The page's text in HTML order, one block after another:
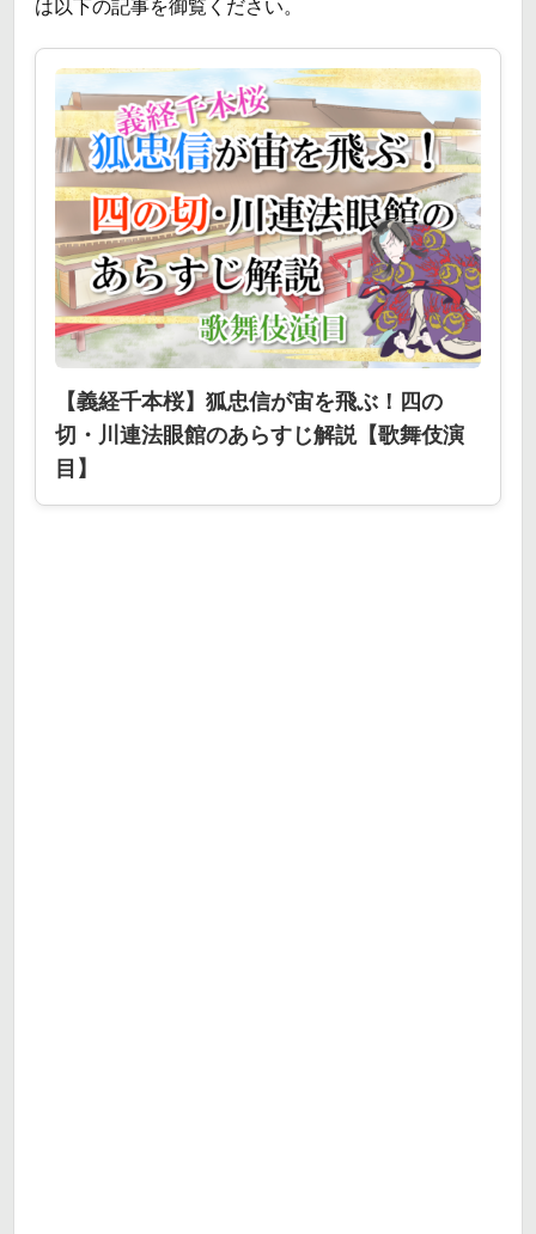
は以下の記事を御覧ください。
【義経千本桜】狐忠信が宙を飛ぶ！四の
切・川連法眼館のあらすじ解説【歌舞伎演
目】